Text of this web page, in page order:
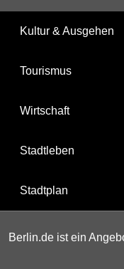
Kultur & Ausgehen
Tourismus
Wirtschaft
Stadtleben
Stadtplan
Berlin.de ist ein